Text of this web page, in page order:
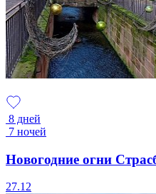
8 дней
7 ночей
Новогодние огни
27.12